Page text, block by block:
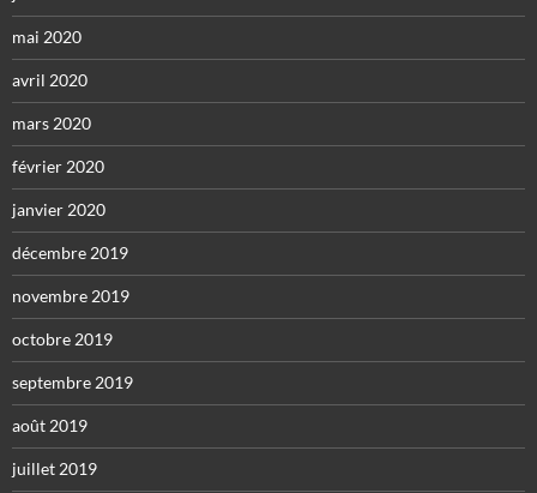
mai 2020
avril 2020
mars 2020
février 2020
janvier 2020
décembre 2019
novembre 2019
octobre 2019
septembre 2019
août 2019
juillet 2019